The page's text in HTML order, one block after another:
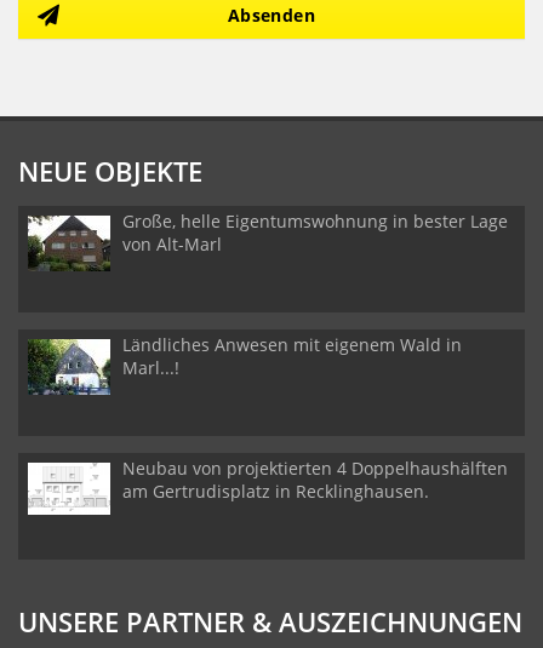
Absenden
NEUE OBJEKTE
Große, helle Eigentumswohnung in bester Lage
von Alt-Marl
Ländliches Anwesen mit eigenem Wald in
Marl...!
Neubau von projektierten 4 Doppelhaushälften
am Gertrudisplatz in Recklinghausen.
UNSERE PARTNER & AUSZEICHNUNGEN